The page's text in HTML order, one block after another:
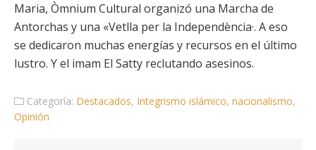
Maria, Òmnium Cultural organizó una Marcha de
Antorchas y una «Vetlla per la Independència·. A eso
se dedicaron muchas energías y recursos en el último
lustro. Y el imam El Satty reclutando asesinos.
Categoría: Destacados, Integrismo islámico, nacionalismo,
Opinión